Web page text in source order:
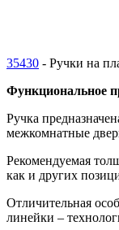
35430 - Ручки на
Функциональное
Ручка
межкомнатные
Рекомендуемая
как и других
Отличительная
линейки –